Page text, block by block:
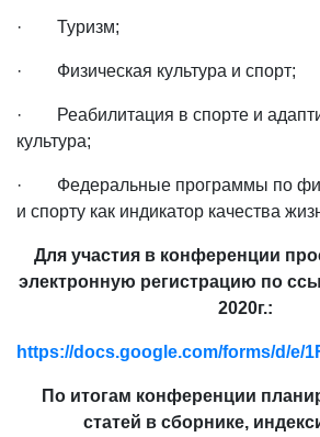
· Туризм;
· Физическая культура и спорт;
· Реабилитация в спорте и
культура;
· Федеральные программы по
и спорту как индикатор качества
Для участия в конференции
электронную регистрацию по
2020г.:
https://docs.google.com/forms/d/e/
По итогам конференции
статей в сборнике,